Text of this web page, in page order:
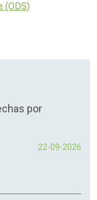
(ODS)
por
22-09-2026